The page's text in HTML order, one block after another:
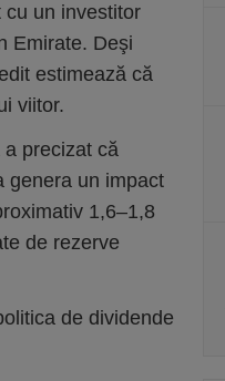
cu un investitor
Emirate. Deşi
estimează că
viitor.
precizat că
genera un impact
1,6–1,8
de rezerve
de dividende